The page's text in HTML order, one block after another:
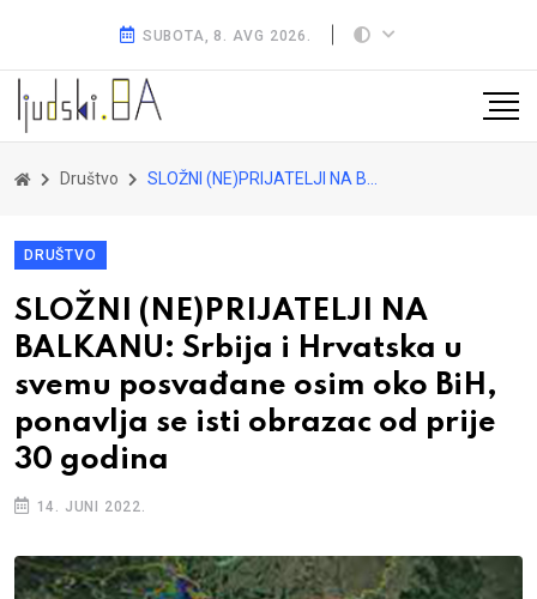
SUBOTA, 8. AVG 2026.
Društvo SLOŽNI (NE)PRIJATELJI NA BALKANU: Srbija i Hrvatska u svemu posvađane osim oko BiH, ponavlja se isti obrazac od prije 30 godina
DRUŠTVO
SLOŽNI (NE)PRIJATELJI NA
BALKANU: Srbija i Hrvatska u
svemu posvađane osim oko BiH,
ponavlja se isti obrazac od prije
30 godina
14. JUNI 2022.